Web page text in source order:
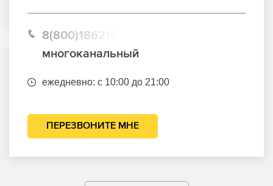
8(800)1862102
многоканальный
ежедневно: с 10:00 до 21:00
ПЕРЕЗВОНИТЕ МНЕ